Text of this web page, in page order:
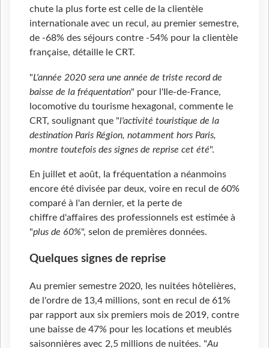
chute la plus forte est celle de la clientèle
internationale avec un recul, au premier semestre,
de -68% des séjours contre -54% pour la clientèle
française, détaille le CRT.
"L'année 2020 sera une année de triste record de
baisse de la fréquentation" pour l'Ile-de-France,
locomotive du tourisme hexagonal, commente le
CRT, soulignant que "l'activité touristique de la
destination Paris Région, notamment hors Paris,
montre toutefois des signes de reprise cet été".
En juillet et août, la fréquentation a néanmoins
encore été divisée par deux, voire en recul de 60%
comparé à l'an dernier, et la perte de
chiffre d'affaires des professionnels est estimée à
"plus de 60%", selon de premières données.
Quelques signes de reprise
Au premier semestre 2020, les nuitées hôtelières,
de l'ordre de 13,4 millions, sont en recul de 61%
par rapport aux six premiers mois de 2019, contre
une baisse de 47% pour les locations et meublés
saisonnières avec 2,5 millions de nuitées. "Au